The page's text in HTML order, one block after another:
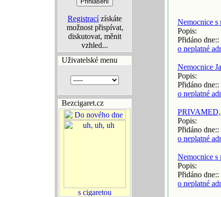
Registracízískáte
možnost přispívat,
diskutovat, měnit
vzhled...
Uživatelské menu
Bezcigaret.cz
Nemocnice
Popis:
Přidáno
o neplatné
Nemocnice
Popis:
Přidáno
o neplatné
PRIVAMED,
Popis:
Přidáno
o neplatné
Nemocnice
Popis:
Přidáno
o neplatné